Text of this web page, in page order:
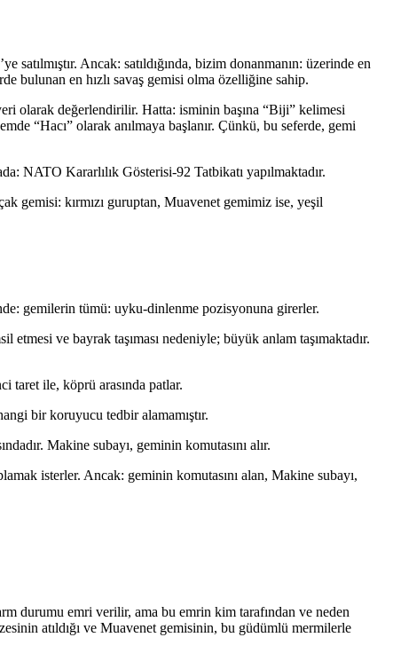
Ancak: satıldığında, bizim donanmanın: üzerinde en
bulunan en hızlı savaş gemisi olma özelliğine sahip.
olarak değerlendirilir. Hatta: isminin başına “Biji” kelimesi
“Hacı” olarak anılmaya başlanır. Çünkü, bu seferde, gemi
NATO Kararlılık Gösterisi-92 Tatbikatı yapılmaktadır.
gemisi: kırmızı guruptan, Muavenet gemimiz ise, yeşil
gemilerin tümü: uyku-dinlenme pozisyonuna girerler.
ve bayrak taşıması nedeniyle; büyük anlam taşımaktadır.
taret ile, köprü arasında patlar.
bir koruyucu tedbir alamamıştır.
Makine subayı, geminin komutasını alır.
isterler. Ancak: geminin komutasını alan, Makine subayı,
durumu emri verilir, ama bu emrin kim tarafından ve neden
atıldığı ve Muavenet gemisinin, bu güdümlü mermilerle